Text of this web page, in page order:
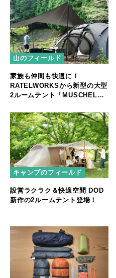
山のフィールド
家族も仲間も快適に！
RATELWORKSから新型の大型
2ルームテント「MUSCHEL」
キャンプのフィールド
設営ラクラク＆快適空間 DOD
新作の2ルームテント登場！